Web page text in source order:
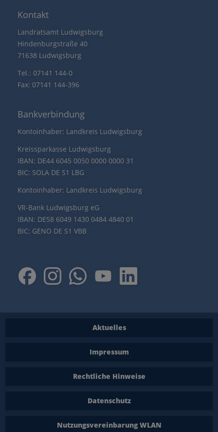
Kontakt
Landratsamt Ludwigsburg
Hindenburgstraße 40
71638 Ludwigsburg
Tel.: 07141 144-0
Fax: 07141 144-396
Bankverbindung
Kontoinhaber: Landkreis Ludwigsburg
Kreissparkasse Ludwigsburg
IBAN: DE44 6045 0050 0000 0000 31
BIC: SOLA DE S1 LBG
Kontoinhaber: Landkreis Ludwigsburg
VR-Bank Ludwigsburg eG
IBAN: DE58 6049 1430 0484 4840 01
BIC: GENO DE S1 VBB
Aktuelles
Impressum
Rechtliche Hinweise
Datenschutz
Nutzungsvereinbarung WLAN